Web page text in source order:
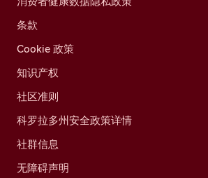
条款
Cookie 政策
知识产权
社区准则
科罗拉多州安全政策详情
社群信息
无障碍声明